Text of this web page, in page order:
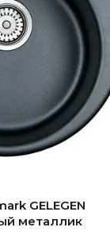
GELEGEN
металлик